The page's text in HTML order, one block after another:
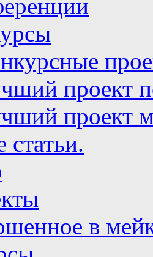
проект
проект
в